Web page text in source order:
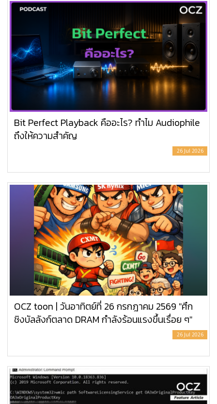
Bit Perfect Playback คืออะไร? ทำไม Audiophile
ถึงให้ความสำคัญ
26 Jul 2026
OCZ toon | วันอาทิตย์ที่ 26 กรกฎาคม 2569 "ศึก
ชิงบัลลังก์ตลาด DRAM กำลังร้อนแรงขึ้นเรื่อย ๆ"
26 Jul 2026